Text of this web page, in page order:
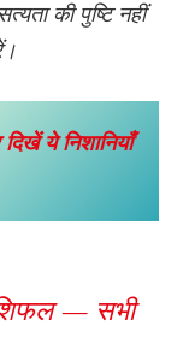
की पुष्टि नहीं
ये निशानियाँ
— सभी